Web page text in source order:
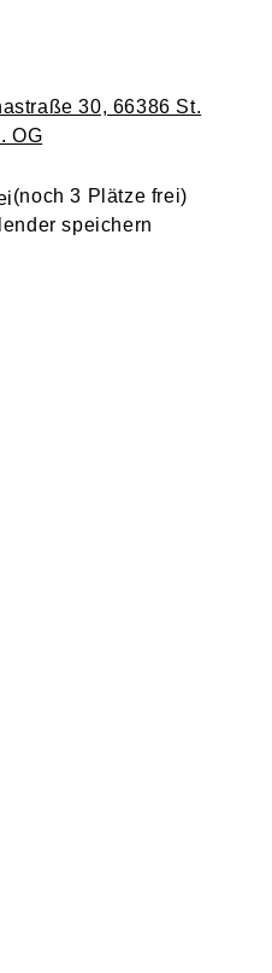
30, 66386 St.
OG
(noch 3 Plätze frei)
speichern